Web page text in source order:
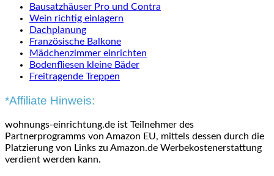
Bausatzhäuser Pro und Contra
Wein richtig einlagern
Dachplanung
Französische Balkone
Mädchenzimmer einrichten
Bodenfliesen kleine Bäder
Freitragende Treppen
*Affiliate Hinweis:
wohnungs-einrichtung.de ist Teilnehmer des
Partnerprogramms von Amazon EU, mittels dessen durch die
Platzierung von Links zu Amazon.de Werbekostenerstattung
verdient werden kann.